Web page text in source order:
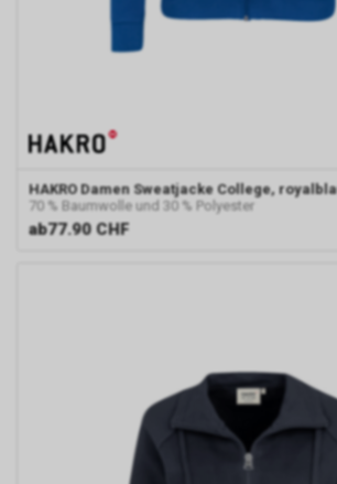
HAKRO Damen Sweatjacke College,
70 % Baumwolle und 30 % Polyester
ab77.90 CHF